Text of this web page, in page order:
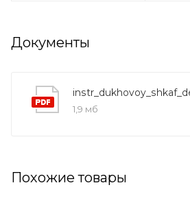
Документы
1,9 мб
Похожие товары